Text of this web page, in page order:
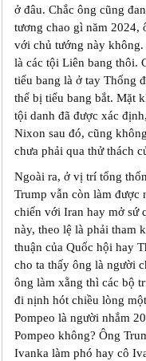
ở đâu. Chắc ông cũng
tương chao gì năm 2024,
với chủ tướng này
là các tội Liên bang thôi.
tiểu bang là ở tay Thống
thể bị tiểu bang bắt. Mặt
tội danh đã được xác
Nixon sau đó, cũng
chưa phải qua thử thách
Ngoài ra, ở vị trí tổng
Trump vẫn còn làm được
chiến với Iran hay mở sứ
này, theo lệ là phải tham
thuận của Quốc hội hay
cho ta thấy ông là người
ông làm xằng thì các bộ
đi nịnh hót chiều lòng
Pompeo là người nhắm
Pompeo không? Ông
Ivanka làm phó hay cô